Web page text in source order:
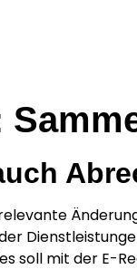
soll mit der E-